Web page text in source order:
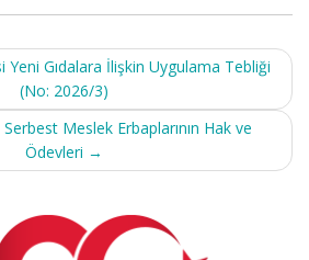
Yeni Gıdalara İlişkin Uygulama Tebliği
(No: 2026/3)
Meslek Erbaplarının Hak ve
Ödevleri →